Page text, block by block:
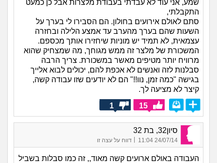
שמע, אני עוד לא עבדתי בעבודת מלצרות אבל כן כמעט
התקבלתי,
סתם לאולם אירועים בחולון. הם הסבירו לי בערך על
השעות שהם בערך מהערב עד אמצע הלילה ובחזרה
עצמאית, לא תמיד יש מוניות שיחזירו אותך מכספם.
המשכורת של מלצר זה ממש מגוחך, מה שמצחיק שהוא
מרוויח יותר מטיפים מאשר במשכורת. צריך הרבה
סבלנות לזה ואנשים לא אכפת להם, יכולים לבוא אלייך
בגישה "כמה זמן, נוו!!" הם לא יודעים שזו עבודה קשה,
קיצר לא מציעה לך.
15
1
סיון32, בת 32
24/07/14 11:04
| דווח על עצה זו
העבודה באולם ארועים קשה מאוד,, זה כמו סבלות בשביל